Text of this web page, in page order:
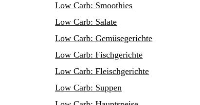
Low Carb: Smoothies
Low Carb: Salate
Low Carb: Gemüsegerichte
Low Carb: Fischgerichte
Low Carb: Fleischgerichte
Low Carb: Suppen